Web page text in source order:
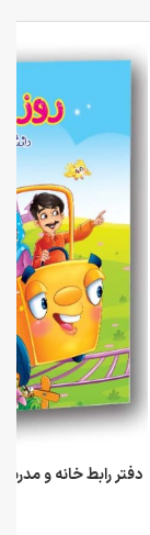
دفتر رابط خانه و مدرسه